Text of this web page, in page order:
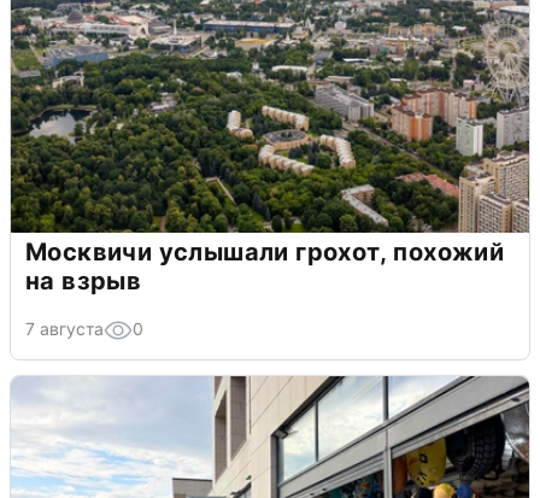
Москвичи услышали грохот, похожий
на взрыв
7 августа 0